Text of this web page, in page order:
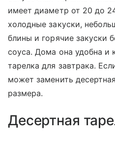
имеет диаметр от 20 до
холодные закуски,
блины и горячие закуски
соуса. Дома она удобна и
тарелка для завтрака.
может заменить
размера.
Десертная